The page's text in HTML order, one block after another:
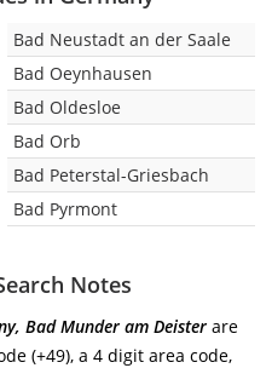
Bad Neustadt an der Saale
Bad Oeynhausen
Bad Oldesloe
Bad Orb
Bad Peterstal-Griesbach
Bad Pyrmont
Notes
Bad Munder am Deister are
(+49), a 4 digit area code,